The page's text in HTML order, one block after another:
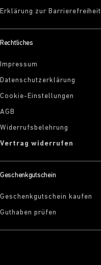
Erklärung zur Barrierefreiheit
Rechtliches
Impressum
Datenschutzerklärung
Cookie-Einstellungen
AGB
Widerrufsbelehrung
Vertrag widerrufen
Geschenkgutschein
Geschenkgutschein kaufen
Guthaben prüfen